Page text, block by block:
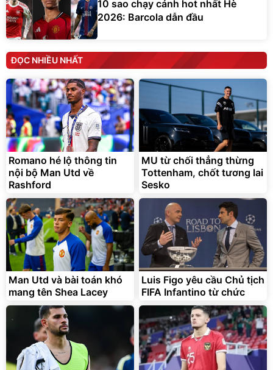
10 sao chạy cánh hot nhất Hè
2026: Barcola dẫn đầu
ĐỌC NHIỀU NHẤT
Romano hé lộ thông tin
nội bộ Man Utd về
Rashford
MU từ chối thẳng thừng
Tottenham, chốt tương lai
Sesko
Man Utd và bài toán khó
mang tên Shea Lacey
Luis Figo yêu cầu Chủ tịch
FIFA Infantino từ chức